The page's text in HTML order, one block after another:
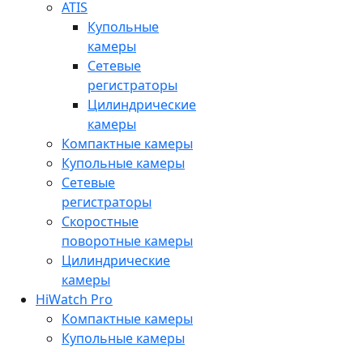
ATIS
Купольные
камеры
Сетевые
регистраторы
Цилиндрические
камеры
Компактные камеры
Купольные камеры
Сетевые
регистраторы
Скоростные
поворотные камеры
Цилиндрические
камеры
HiWatch Pro
Компактные камеры
Купольные камеры